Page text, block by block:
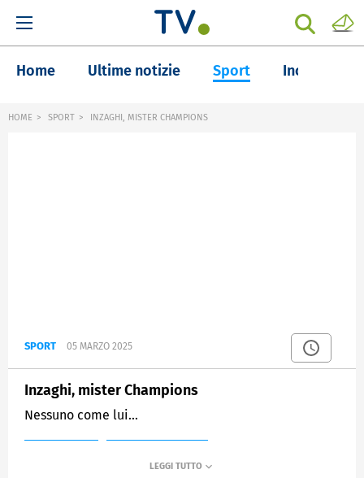
Home Ultime notizie Sport Inchieste
HOME SPORT INZAGHI, MISTER CHAMPIONS
SPORT 05 MARZO 2025
Inzaghi, mister Champions
Nessuno come lui...